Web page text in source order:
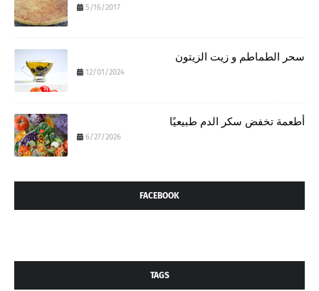
5/16/2017
سحر الطماطم و زيت الزيتون
12/01/2024
أطعمة تخفض سكر الدم طبيعيًا
6/27/2026
FACEBOOK
TAGS